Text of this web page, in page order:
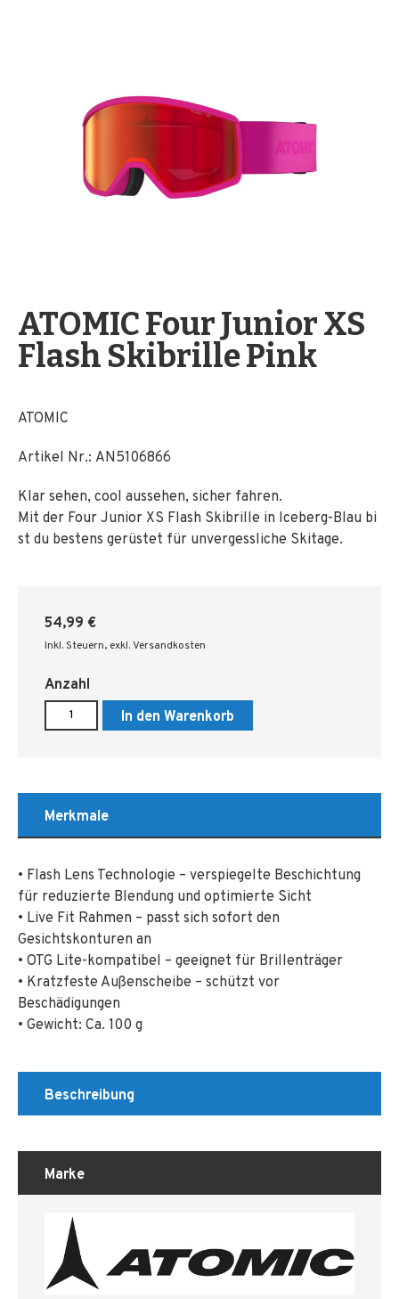
der
Bildergalerie
springen
ATOMIC Four Junior XS
Flash Skibrille Pink
ATOMIC
Artikel Nr.: AN5106866
Klar sehen, cool aussehen, sicher fahren.
Mit der Four Junior XS Flash Skibrille in Iceberg-Blau bi
st du bestens gerüstet für unvergessliche Skitage.
54,99 €
Inkl. Steuern, exkl. Versandkosten
Anzahl
In den Warenkorb
Merkmale
• Flash Lens Technologie – verspiegelte Beschichtung
für reduzierte Blendung und optimierte Sicht
• Live Fit Rahmen – passt sich sofort den
Gesichtskonturen an
• OTG Lite-kompatibel – geeignet für Brillenträger
• Kratzfeste Außenscheibe – schützt vor
Beschädigungen
• Gewicht: Ca. 100 g
Beschreibung
Marke